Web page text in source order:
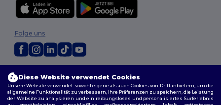
Allgemeine Geschäftsbedingungen|Personalisierungsrichtlinien
Datenschutzbestimmungen|Cookie-Richtlinie|Site Map
Folge uns
Diese Website verwendet Cookies
Unsere Website verwendet sowohl eigene als auch Cookies von Drittanbietern, um die
allgemeine Funktionalität zu verbessern, Ihre Präferenzen zu speichern, die Leistung
der Website zu analysieren und ein reibungsloses und personalisiertes Surferlebnis